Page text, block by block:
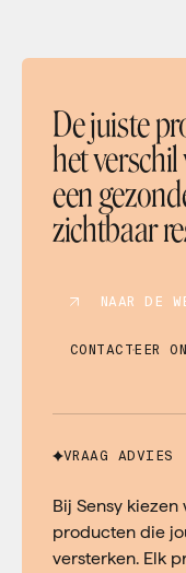
De juiste
het
een
zichtbaar
NAAR DE
CONTACTEER
VRAAG ADVIES
Bij Sensy
producten die
versterken. Elk